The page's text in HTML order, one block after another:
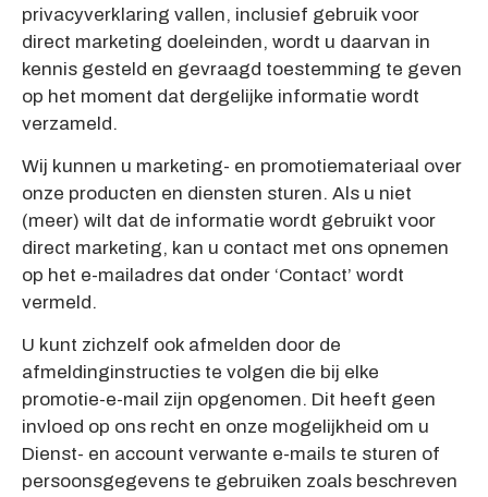
privacyverklaring vallen, inclusief gebruik voor
direct marketing doeleinden, wordt u daarvan in
kennis gesteld en gevraagd toestemming te geven
op het moment dat dergelijke informatie wordt
verzameld.
Wij kunnen u marketing- en promotiemateriaal over
onze producten en diensten sturen. Als u niet
(meer) wilt dat de informatie wordt gebruikt voor
direct marketing, kan u contact met ons opnemen
op het e-mailadres dat onder ‘Contact’ wordt
vermeld.
U kunt zichzelf ook afmelden door de
afmeldinginstructies te volgen die bij elke
promotie-e-mail zijn opgenomen. Dit heeft geen
invloed op ons recht en onze mogelijkheid om u
Dienst- en account verwante e-mails te sturen of
persoonsgegevens te gebruiken zoals beschreven